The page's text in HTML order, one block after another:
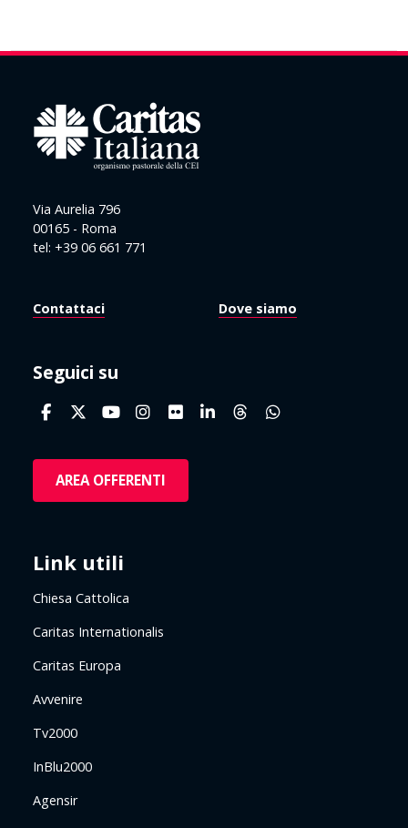
Via Aurelia 796
00165 - Roma
tel: +39 06 661 771
Contattaci Dove siamo
Seguici su
AREA OFFERENTI
Link utili
Chiesa Cattolica
Caritas Internationalis
Caritas Europa
Avvenire
Tv2000
InBlu2000
Agensir